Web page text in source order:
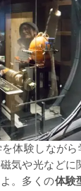
体験しなが
気や光などに
。多くの体験